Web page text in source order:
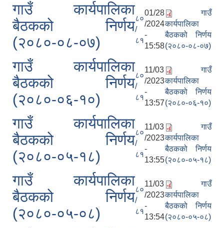
गाउँ कार्यपालिका
बैठकको निर्णय
(२०८०-०८-०७)
८०
/
८१
01/28
/2024
-
15:58
गाउँ
कार्यपालिका
बैठकको निर्णय
(२०८०-०८-०७)
गाउँ कार्यपालिका
बैठकको निर्णय
(२०८०-०६-१०)
८०
/
८१
11/03
/2023
-
13:57
गाउँ
कार्यपालिका
बैठकको निर्णय
(२०८०-०६-१०)
गाउँ कार्यपालिका
बैठकको निर्णय
(२०८०-०५-१८)
८०
/
८१
11/03
/2023
-
13:55
गाउँ
कार्यपालिका
बैठकको निर्णय
(२०८०-०५-१८)
गाउँ कार्यपालिका
बैठकको निर्णय
(२०८०-०५-०८)
८०
/
८१
11/03
/2023
-
13:54
गाउँ
कार्यपालिका
बैठकको निर्णय
(२०८०-०५-०८)